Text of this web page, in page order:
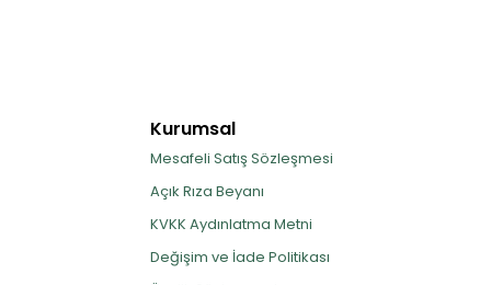
Kurumsal
Mesafeli Satış Sözleşmesi
Açık Rıza Beyanı
KVKK Aydınlatma Metni
Değişim ve İade Politikası